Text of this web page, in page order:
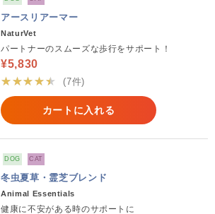
アースリアーマー
NaturVet
パートナーのスムーズな歩行をサポート！
¥5,830
★★★★★
(7件)
カートに入れる
DOG CAT
冬虫夏草・霊芝ブレンド
Animal Essentials
健康に不安がある時のサポートに